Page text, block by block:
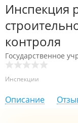
Инспекция
контроля
Государственное
Инспекции
Описание